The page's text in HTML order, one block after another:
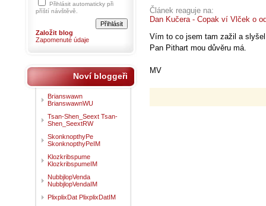
Článek reaguje na:
Dan Kučera - Copak ví Vlček o
Vím to co jsem tam zažil a
Pan Pithart mou důvěru má.
MV
Přihlásit automaticky při
příští návštěvě.
Založit blog
Zapomenuté údaje
Noví bloggeři
Brianswawn
BrianswawnWU
Tsan-Shen_Seext Tsan-
Shen_SeextRW
SkonknopthyPe
SkonknopthyPeIM
Klozkribspume
KlozkribspumeIM
NubbjlopVenda
NubbjlopVendaIM
PlixplixDat PlixplixDatIM